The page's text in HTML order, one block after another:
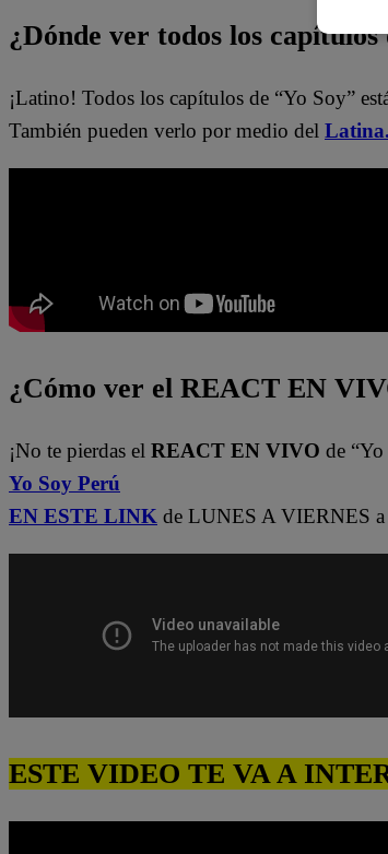
¿Dónde ver todos los capítulos
¡Latino! Todos los capítulos de “Yo Soy”
También pueden verlo por medio del
¿Cómo ver el REACT EN
¡No te pierdas el REACT EN VIVO de
Yo Soy Perú
EN ESTE LINK de LUNES A VIERNES a
ESTE VIDEO TE VA A